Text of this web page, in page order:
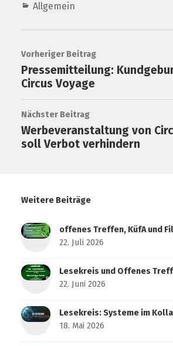
Allgemein
Vorheriger Beitrag
Pressemitteilung:
Circus Voyage
Nächster Beitrag
Werbeveranstaltung von
soll Verbot verhindern
Weitere Beiträge
offenes Treffen, KüfA und
22. Juli 2026
Lesekreis und Offenes
22. Juni 2026
Lesekreis: Systeme im
18. Mai 2026